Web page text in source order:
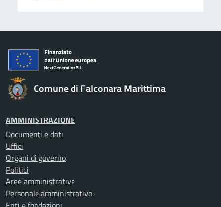
Comune di Falconara Marittima
AMMINISTRAZIONE
Documenti e dati
Uffici
Organi di governo
Politici
Aree amministrative
Personale amministrativo